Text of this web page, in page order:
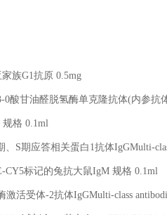
族G1抗原 0.5mg
0酸甘油醛脱氢酶单克隆抗体(内参抗
规格 0.1ml
S期应答相关蛋白1抗体IgGMulti-
CY5标记的兔抗大鼠IgM 规格 0.1ml
活受体-2抗体IgGMulti-class